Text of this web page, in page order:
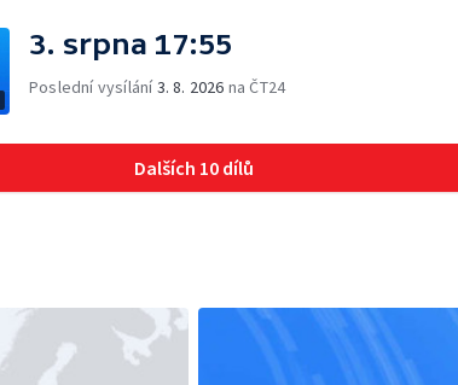
3. srpna 17:55
Poslední vysílání3. 8. 2026 na ČT24
Dalších 10 dílů